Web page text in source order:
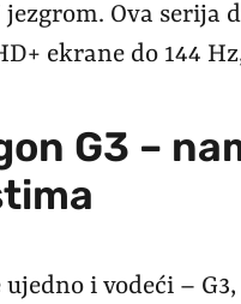
jezgrom. Ova serija
ekrane do 144
G3 –
i vodeći –